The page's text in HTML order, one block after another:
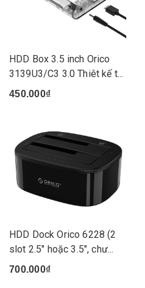
HDD Box 3.5 inch Orico
3139U3/C3 3.0 Thiêt kế t...
450.000₫
HDD Dock Orico 6228 (2
slot 2.5" hoặc 3.5", chư...
700.000₫